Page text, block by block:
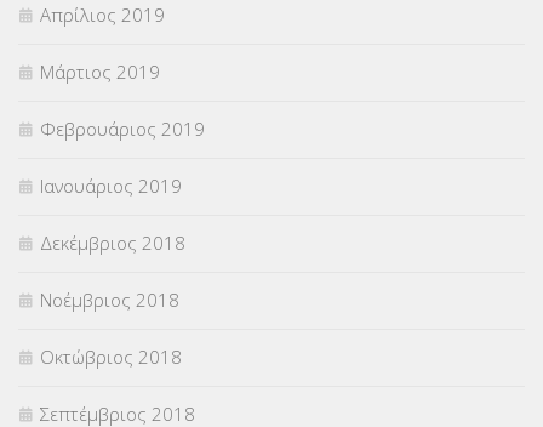
Απρίλιος 2019
Μάρτιος 2019
Φεβρουάριος 2019
Ιανουάριος 2019
Δεκέμβριος 2018
Νοέμβριος 2018
Οκτώβριος 2018
Σεπτέμβριος 2018